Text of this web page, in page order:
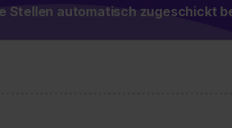
Stellen automatisch zugeschickt